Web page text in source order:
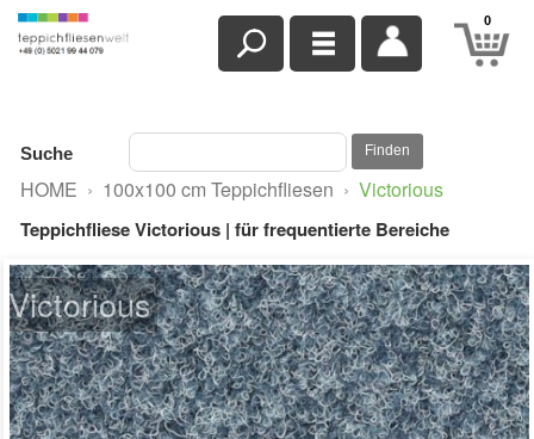
0
Suche Finden
HOME › 100x100 cm Teppichfliesen › Victorious
Teppichfliese Victorious | für frequentierte Bereiche
Victorious
blau